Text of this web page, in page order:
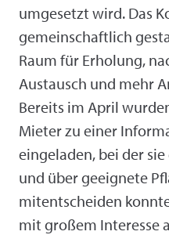
umgesetzt wird. Das
gemeinschaftlich
Raum für Erholung,
Austausch und mehr
Bereits im April
Mieter zu einer
eingeladen, bei der
und über geeignete
mitentscheiden
mit großem Interesse